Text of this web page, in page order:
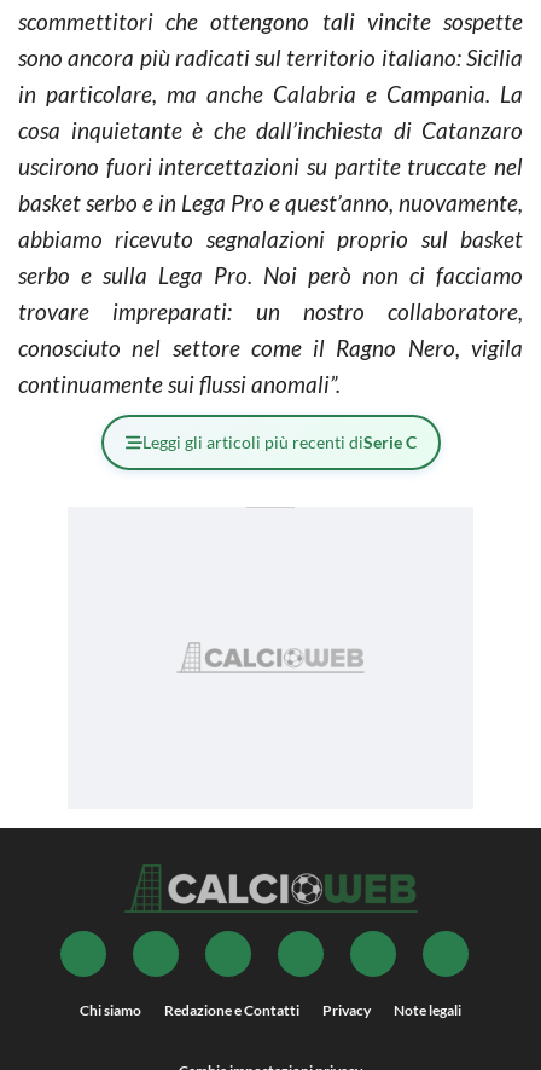
scommettitori che ottengono tali vincite sospette
sono ancora più radicati sul territorio italiano: Sicilia
in particolare, ma anche Calabria e Campania. La
cosa inquietante è che dall’inchiesta di Catanzaro
uscirono fuori intercettazioni su partite truccate nel
basket serbo e in Lega Pro e quest’anno, nuovamente,
abbiamo ricevuto segnalazioni proprio sul basket
serbo e sulla Lega Pro. Noi però non ci facciamo
trovare impreparati: un nostro collaboratore,
conosciuto nel settore come il Ragno Nero, vigila
continuamente sui flussi anomali”.
Leggi gli articoli più recenti diSerie C
Chi siamo Redazione e Contatti Privacy Note legali